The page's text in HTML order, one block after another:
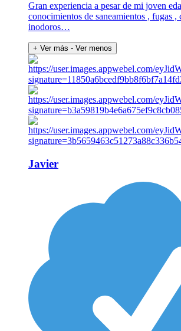
Gran experiencia a pesar de mi joven
conocimientos de saneamientos , fugas ,
inodoros…
+ Ver más - Ver menos
Javier